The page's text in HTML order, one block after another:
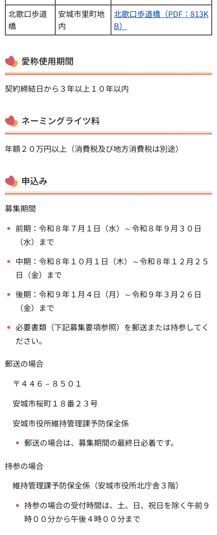
北歌口歩道
橋
安城市里町地
内
北歌口歩道橋（PDF：813K
B）
愛称使用期間
契約締結日から３年以上１０年以内
ネーミングライツ料
年額２０万円以上（消費税及び地方消費税は別途）
申込み
募集期間
前期：令和８年７月１日（水）～令和８年９月３０日
（水）まで
中期：令和８年１０月１日（木）～令和８年１２月２５
日（金）まで
後期：令和９年１月４日（月）～令和９年３月２６日
（金）まで
必要書類（下記募集要項参照）を郵送または持参してく
ださい。
郵送の場合
〒４４６－８５０１
安城市桜町１８番２３号
安城市役所維持管理課予防保全係
郵送の場合は、募集期間の最終日必着です。
持参の場合
維持管理課予防保全係（安城市役所北庁舎３階）
持参の場合の受付時間は、土、日、祝日を除く午前９
時００分から午後４時００分まで